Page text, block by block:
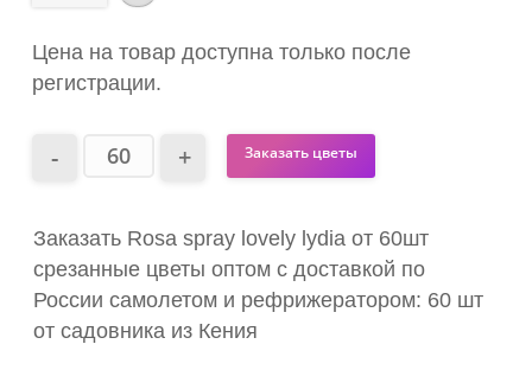
Цена на товар доступна только после
регистрации.
Заказать цветы
Заказать Rosa spray lovely lydia от 60шт
срезанные цветы оптом с доставкой по
России самолетом и рефрижератором: 60 шт
от садовника из Кения